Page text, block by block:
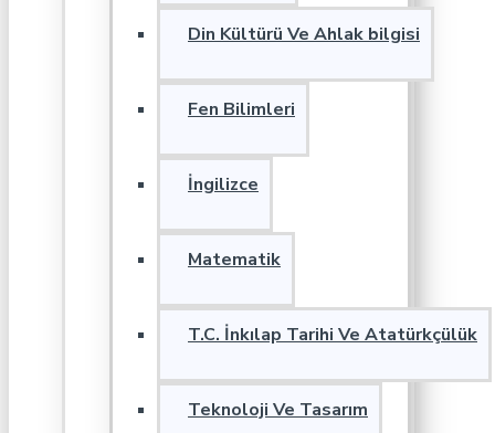
Din Kültürü Ve Ahlak bilgisi
Fen Bilimleri
İngilizce
Matematik
T.C. İnkılap Tarihi Ve Atatürkçülük
Teknoloji Ve Tasarım